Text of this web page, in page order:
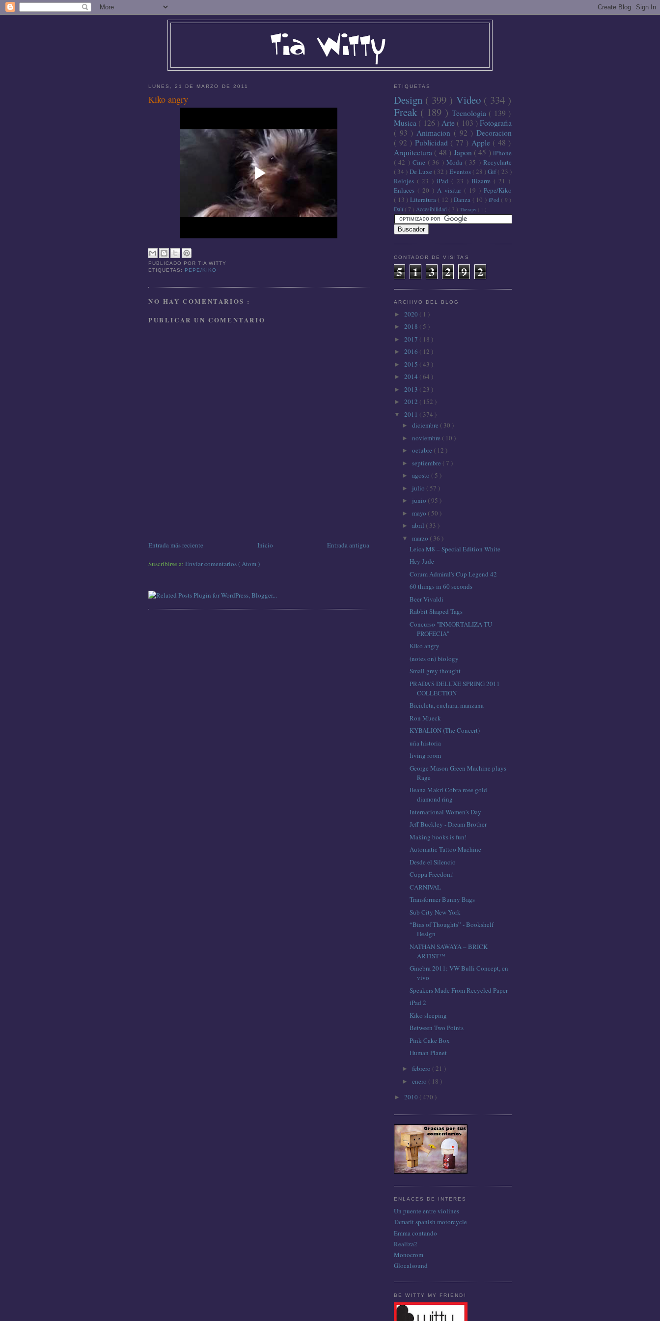
LUNES, 21 DE MARZO DE 2011
Kiko angry
PUBLICADO PORTIA WITTY
ETIQUETAS: PEPE/KIKO
NO HAY COMENTARIOS :
PUBLICAR UN COMENTARIO
Entrada más reciente Entrada antigua
Inicio
Suscribirse a: Enviar comentarios ( Atom )
ETIQUETAS
Design ( 399 ) Video ( 334 )
Freak ( 189 ) Tecnologia ( 139 )
Musica ( 126 ) Arte ( 103 ) Fotografia
( 93 ) Animacion ( 92 )Decoracion
( 92 ) Publicidad ( 77 ) Apple ( 48 )
Arquitectura ( 48 ) Japon ( 45 ) iPhone
( 42 ) Cine ( 36 ) Moda ( 35 )Recyclarte
( 34 ) De Luxe ( 32 ) Eventos ( 28 )Gif( 23 )
Relojes ( 23 ) iPad ( 23 ) Bizarre ( 21 )
Enlaces ( 20 ) A visitar ( 19 ) Pepe/Kiko
( 13 ) Literatura ( 12 )Danza ( 10 ) iPod ( 9 )
Dalí ( 7 ) Accesibilidad ( 3 ) Therapy ( 1 )
CONTADOR DE VISITAS
5 1 3 2 9 2
ARCHIVO DEL BLOG
► 2020 ( 1 )
► 2018 ( 5 )
► 2017 ( 18 )
► 2016 ( 12 )
► 2015 ( 43 )
► 2014 ( 64 )
► 2013 ( 23 )
► 2012 ( 152 )
▼ 2011 ( 374 )
► diciembre ( 30 )
► noviembre ( 10 )
► octubre ( 12 )
► septiembre ( 7 )
► agosto ( 5 )
► julio ( 57 )
► junio ( 95 )
► mayo ( 50 )
► abril ( 33 )
▼ marzo ( 36 )
Leica M8 – Special Edition White
Hey Jude
Corum Admiral's Cup Legend 42
60 things in 60 seconds
Beer Vivaldi
Rabbit Shaped Tags
Concurso "INMORTALIZA TU
PROFECIA"
Kiko angry
(notes on) biology
Small grey thought
PRADA'S DELUXE SPRING 2011
COLLECTION
Bicicleta, cuchara, manzana
Ron Mueck
KYBALION (The Concert)
uña historia
living room
George Mason Green Machine plays
Rage
Ileana Makri Cobra rose gold
diamond ring
International Women's Day
Jeff Buckley - Dream Brother
Making books is fun!
Automatic Tattoo Machine
Desde el Silencio
Cuppa Freedom!
CARNIVAL
Transformer Bunny Bags
Sub City New York
“Bias of Thoughts” - Bookshelf
Design
NATHAN SAWAYA – BRICK
ARTIST™
Ginebra 2011: VW Bulli Concept, en
vivo
Speakers Made From Recycled Paper
iPad 2
Kiko sleeping
Between Two Points
Pink Cake Box
Human Planet
► febrero ( 21 )
► enero ( 18 )
► 2010 ( 470 )
ENLACES DE INTERES
Un puente entre violines
Tamarit spanish motorcycle
Emma contando
Realiza2
Monocrom
Glocalsound
BE WITTY MY FRIEND!